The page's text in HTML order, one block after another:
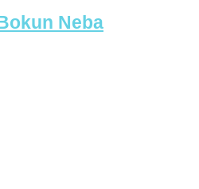
Neba